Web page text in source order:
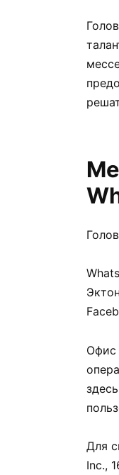
Офис
Для
Inc.,